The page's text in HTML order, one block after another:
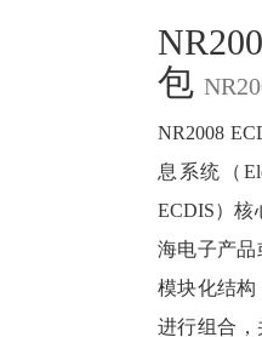
包
NR2008
息系统（
ECDIS）核
海电子产品
模块化结构
进行组合，